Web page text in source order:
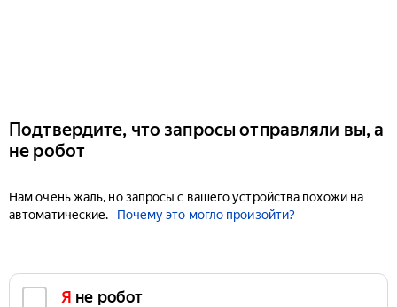
Подтвердите, что запросы отправляли вы, а
не робот
Нам очень жаль, но запросы с вашего устройства похожи на
автоматические.
Почему это могло произойти?
Я не робот